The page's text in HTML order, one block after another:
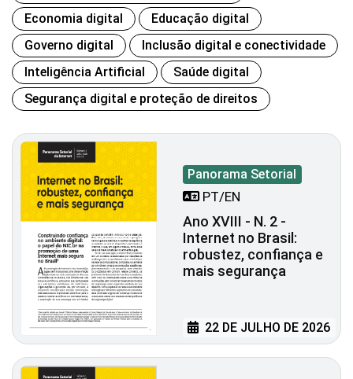
Economia digital
Educação digital
Governo digital
Inclusão digital e conectividade
Inteligência Artificial
Saúde digital
Segurança digital e proteção de direitos
Panorama Setorial
PT/EN
Ano XVIII - N. 2 -
Internet no Brasil:
robustez, confiança e
mais segurança
22 DE JULHO DE 2026